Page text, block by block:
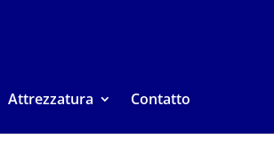
Attrezzatura Contatto